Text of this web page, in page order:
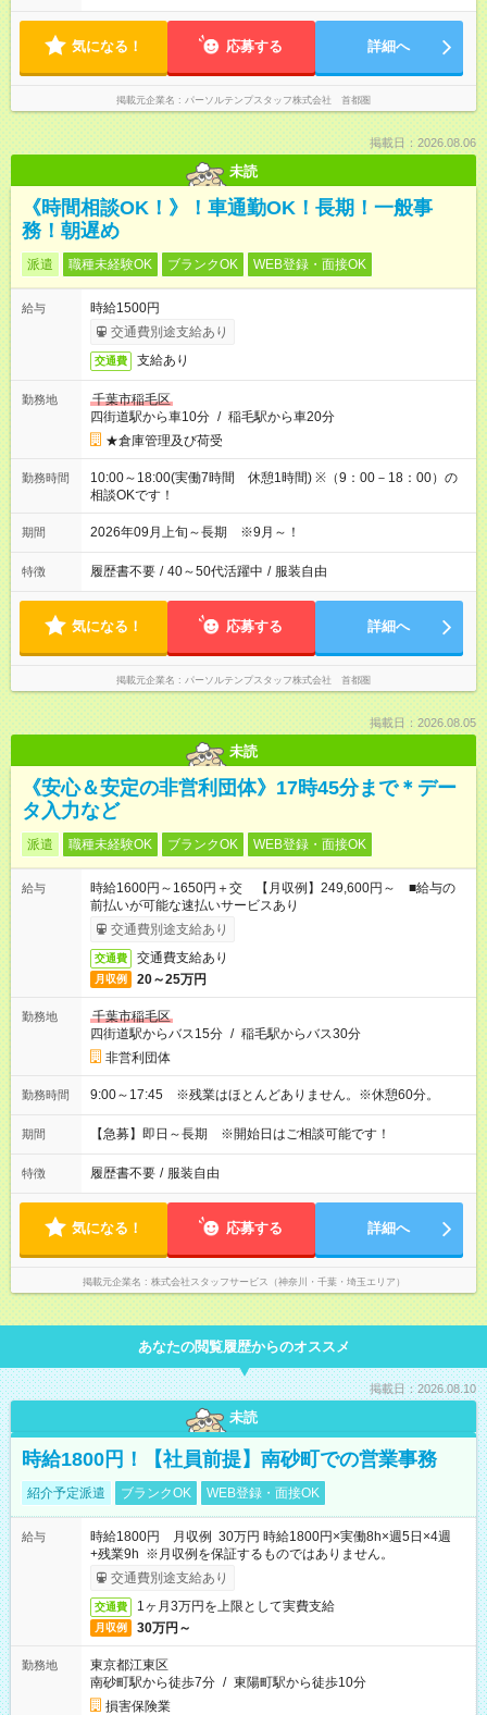
気になる！ 応募する 詳細へ
掲載元企業名 パーソルテンプスタッフ株式会社 首都圏
掲載日：2026.08.06
未読
《時間相談OK！》！車通勤OK！長期！一般事
務！朝遅め
派遣 職種未経験OK ブランクOK WEB登録・面接OK
給与
時給1500円
交通費別途支給あり
交通費 支給あり
勤務地
千葉市稲毛区
四街道駅から車10分 / 稲毛駅から車20分
★倉庫管理及び荷受
勤務時間
10:00～18:00(実働7時間 休憩1時間) ※（9：00－18：00）の
相談OKです！
期間 2026年09月上旬～長期 ※9月～！
特徴 履歴書不要 / 40～50代活躍中 / 服装自由
気になる！ 応募する 詳細へ
掲載元企業名 パーソルテンプスタッフ株式会社 首都圏
掲載日：2026.08.05
未読
《安心＆安定の非営利団体》17時45分まで＊デー
タ入力など
派遣 職種未経験OK ブランクOK WEB登録・面接OK
給与
時給1600円～1650円＋交 【月収例】249,600円～ ■給与の
前払いが可能な速払いサービスあり
交通費別途支給あり
交通費 交通費支給あり
月収例 20～25万円
勤務地
千葉市稲毛区
四街道駅からバス15分 / 稲毛駅からバス30分
非営利団体
勤務時間 9:00～17:45 ※残業はほとんどありません。※休憩60分。
期間 【急募】即日～長期 ※開始日はご相談可能です！
特徴 履歴書不要 / 服装自由
気になる！ 応募する 詳細へ
掲載元企業名 株式会社スタッフサービス（神奈川・千葉・埼玉エリア）
あなたの閲覧履歴からのオススメ
掲載日：2026.08.10
未読
時給1800円！【社員前提】南砂町での営業事務
紹介予定派遣 ブランクOK WEB登録・面接OK
給与
時給1800円 月収例 30万円 時給1800円×実働8h×週5日×4週
+残業9h ※月収例を保証するものではありません。
交通費別途支給あり
交通費 1ヶ月3万円を上限として実費支給
月収例 30万円～
勤務地
東京都江東区
南砂町駅から徒歩7分 / 東陽町駅から徒歩10分
損害保険業